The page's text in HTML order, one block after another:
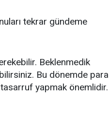
tekrar gündeme
Beklenmedik
Bu dönemde para
yapmak önemlidir.